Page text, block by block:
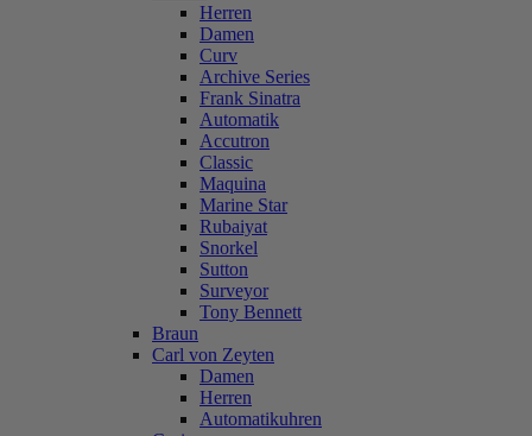
Herren
Damen
Curv
Archive Series
Frank Sinatra
Automatik
Accutron
Classic
Maquina
Marine Star
Rubaiyat
Snorkel
Sutton
Surveyor
Tony Bennett
Braun
Carl von Zeyten
Damen
Herren
Automatikuhren